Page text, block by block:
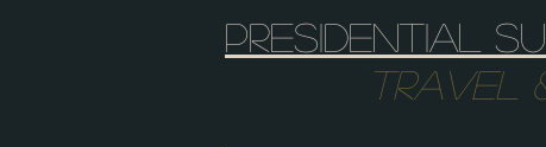
Presidential
Travel &